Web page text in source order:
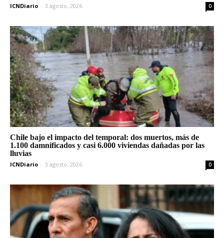
ICNDiario - 3 agosto, 2026 0
Chile bajo el impacto del temporal: dos muertos, más de
1.100 damnificados y casi 6.000 viviendas dañadas por las
lluvias
ICNDiario - 3 agosto, 2026 0